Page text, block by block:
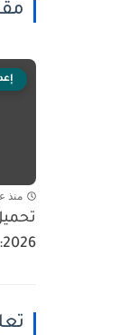
منذ
2026: نصائح وتحذيرات